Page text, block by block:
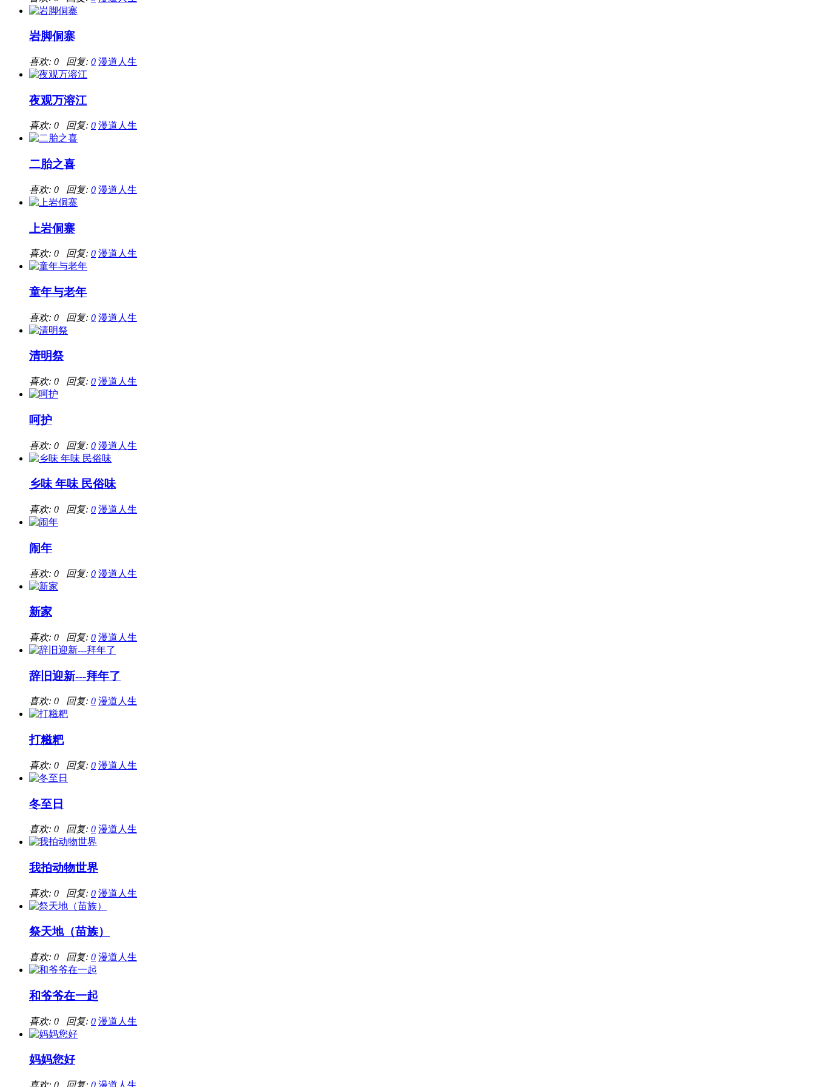
岩脚侗寨
喜欢: 0 回复: 0 漫道人生
夜观万溶江
喜欢: 0 回复: 0 漫道人生
二胎之喜
喜欢: 0 回复: 0 漫道人生
上岩侗寨
喜欢: 0 回复: 0 漫道人生
童年与老年
喜欢: 0 回复: 0 漫道人生
清明祭
喜欢: 0 回复: 0 漫道人生
呵护
喜欢: 0 回复: 0 漫道人生
乡味 年味 民俗味
喜欢: 0 回复: 0 漫道人生
闹年
喜欢: 0 回复: 0 漫道人生
新家
喜欢: 0 回复: 0 漫道人生
辞旧迎新---拜年了
喜欢: 0 回复: 0 漫道人生
打糍粑
喜欢: 0 回复: 0 漫道人生
冬至日
喜欢: 0 回复: 0 漫道人生
我拍动物世界
喜欢: 0 回复: 0 漫道人生
祭天地（苗族）
喜欢: 0 回复: 0 漫道人生
和爷爷在一起
喜欢: 0 回复: 0 漫道人生
妈妈您好
喜欢: 0 回复: 0 漫道人生